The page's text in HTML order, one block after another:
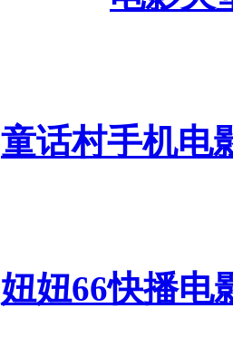
童话村手机电
妞妞66快播电